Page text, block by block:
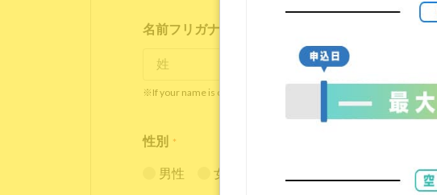
名前フリガナ(ローマ字)
※If your name is originally spelled in roman letters, please write
性別 *
男性 女性